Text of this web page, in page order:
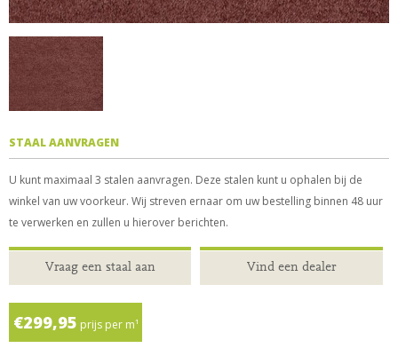
STAAL AANVRAGEN
U kunt maximaal 3 stalen aanvragen. Deze stalen kunt u ophalen bij de
winkel van uw voorkeur. Wij streven ernaar om uw bestelling binnen 48 uur
te verwerken en zullen u hierover berichten.
Vraag een staal aan Vind een dealer
€299,95 prijs per m¹